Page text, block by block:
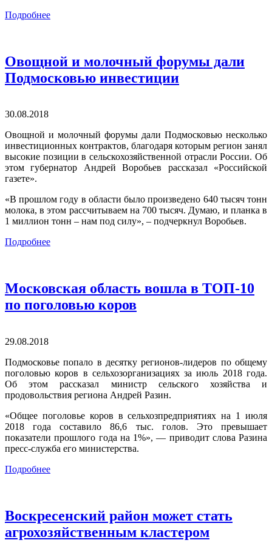
Подробнее
Овощной и молочный форумы дали
Подмосковью инвестиции
30.08.2018
Овощной и молочный форумы дали Подмосковью несколько
инвестиционных контрактов, благодаря которым регион занял
высокие позиции в сельскохозяйственной отрасли России. Об
этом губернатор Андрей Воробьев рассказал «Российской
газете».
«В прошлом году в области было произведено 640 тысяч тонн
молока, в этом рассчитываем на 700 тысяч. Думаю, и планка в
1 миллион тонн – нам под силу», – подчеркнул Воробьев.
Подробнее
Московская область вошла в ТОП-10
по поголовью коров
29.08.2018
Подмосковье попало в десятку регионов-лидеров по общему
поголовью коров в сельхозорганизациях за июль 2018 года.
Об этом рассказал министр сельского хозяйства и
продовольствия региона Андрей Разин.
«Общее поголовье коров в сельхозпредприятиях на 1 июля
2018 года составило 86,6 тыс. голов. Это превышает
показатели прошлого года на 1%», — приводит слова Разина
пресс-служба его министерства.
Подробнее
Воскресенский район может стать
агрохозяйственным кластером